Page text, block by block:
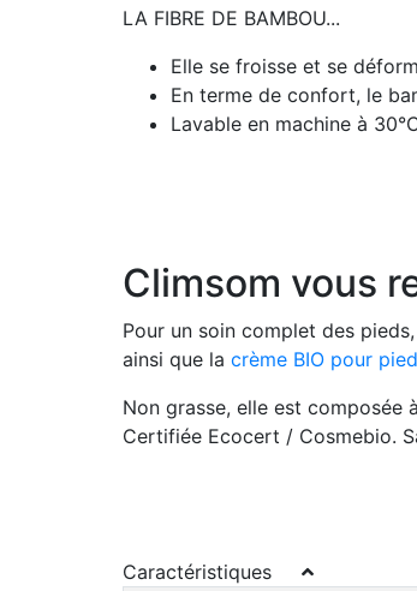
LA FIBRE DE BAMBOU...
Elle se froisse et se
En terme de confort, le
Lavable en machine à
Climsom vous
Pour un soin complet des
ainsi que la crème BIO pour
Non grasse, elle est composée
Certifiée Ecocert / Cosmebio.
Caractéristiques